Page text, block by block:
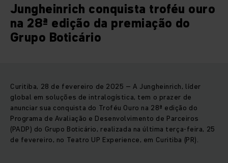
Jungheinrich conquista troféu ouro
na 28ª edição da premiação do
Grupo Boticário
Curitiba, 28 de fevereiro de 2025 – A Jungheinrich, líder
global em soluções de intralogística, tem o prazer de
anunciar sua conquista do Troféu Ouro na 28ª edição do
Programa de Avaliação e Desenvolvimento de Parceiros
(PADP) do Grupo Boticário, realizada na última terça-feira, 25
de fevereiro, no Teatro UP Experience, em Curitiba (PR).